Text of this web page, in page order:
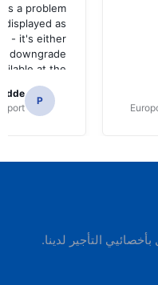
a problem
displayed as
- it's either
downgrade
at the
of collection.
P
التأجير لدينا.